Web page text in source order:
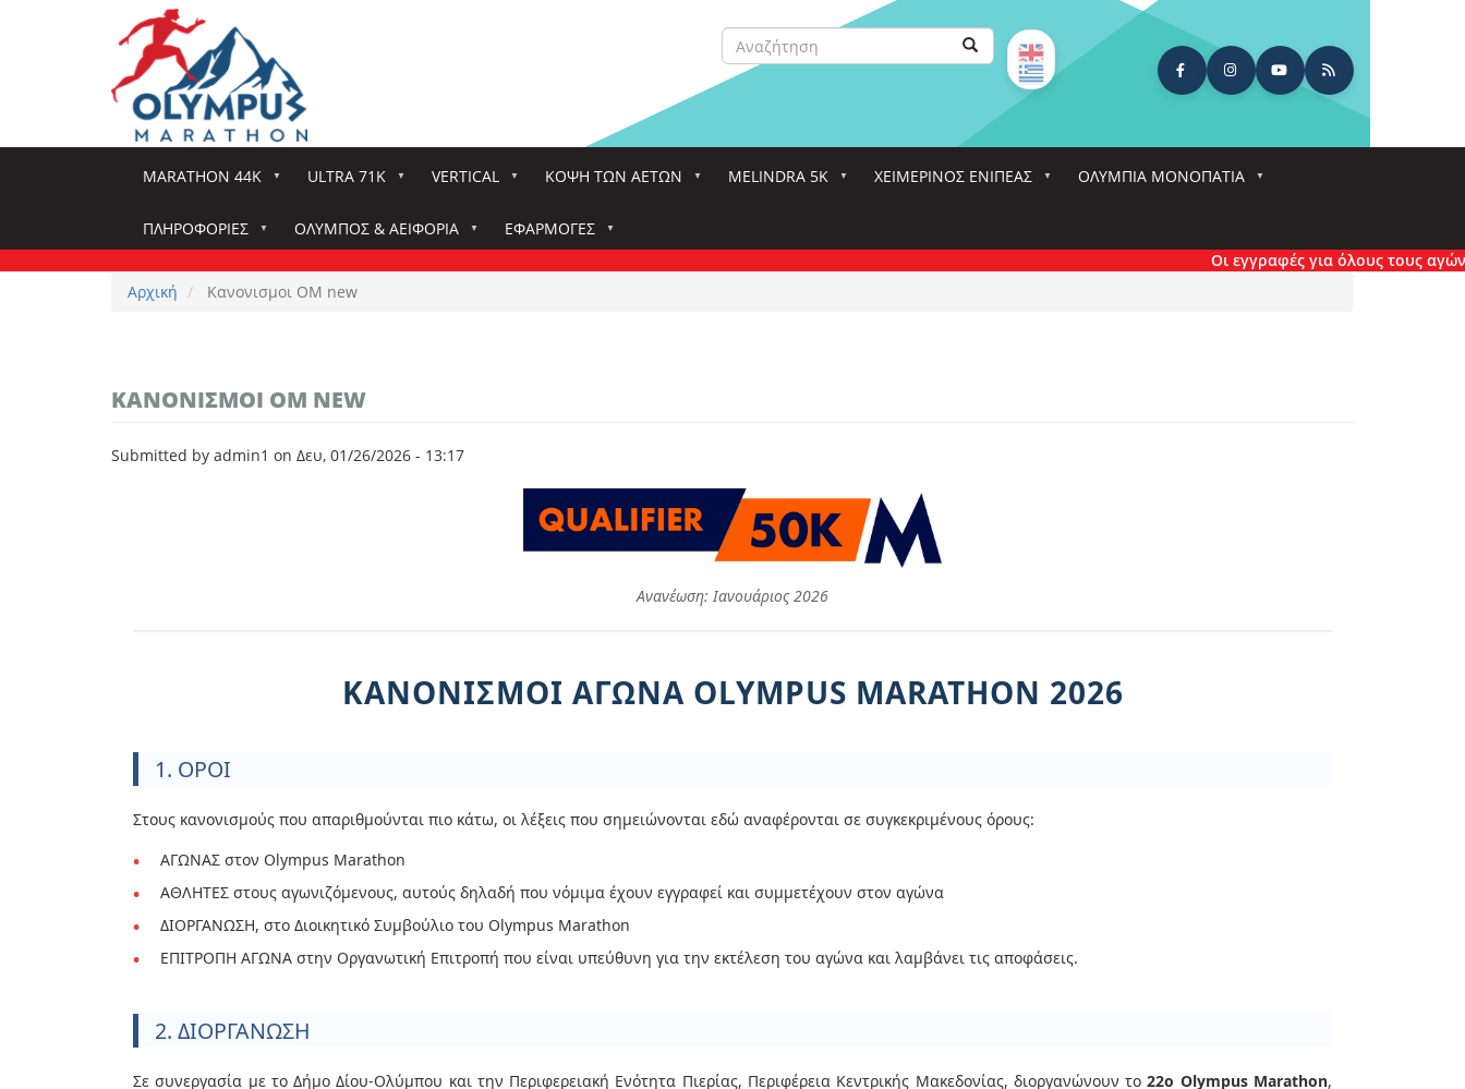
Search
Αναζήτηση Αναζήτηση
MARATHON 44K ULTRA 71K VERTICAL ΚΌΨΗ ΤΩΝ ΑΕΤΏΝ MELINDRA 5K ΧΕΙΜΕΡΙΝΟΣ ΕΝΙΠΕΑΣ ΟΛΎΜΠΙΑ ΜΟΝΟΠΆΤΙΑ
ΠΛΗΡΟΦΟΡΊΕΣ ΌΛΥΜΠΟΣ & ΑΕΙΦΟΡΊΑ
ΕΦΑΡΜΟΓΈΣ
Οι εγγραφές για όλους τους αγώνες
Αρχική
Κανονισμοι ΟΜ new
ΚΑΝΟΝΙΣΜΟΙ ΟΜ NEW
Submitted by admin1 on Δευ, 01/26/2026 - 13:17
Ανανέωση: Ιανουάριος 2026
ΚΑΝΟΝΙΣΜΟΊ ΑΓΏΝΑ OLYMPUS MARATHON 2026
1. ΟΡΟΙ
Στους κανονισμούς που απαριθμούνται πιο κάτω, οι λέξεις που σημειώνονται εδώ αναφέρονται σε συγκεκριμένους όρους:
ΑΓΩΝΑΣ στον Olympus Marathon
ΑΘΛΗΤΕΣ στους αγωνιζόμενους, αυτούς δηλαδή που νόμιμα έχουν εγγραφεί και συμμετέχουν στον αγώνα
ΔΙΟΡΓΑΝΩΣΗ, στο Διοικητικό Συμβούλιο του Olympus Marathon
ΕΠΙΤΡΟΠΗ ΑΓΩΝΑ στην Οργανωτική Επιτροπή που είναι υπεύθυνη για την εκτέλεση του αγώνα και λαμβάνει τις αποφάσεις.
2. ΔΙΟΡΓΑΝΩΣΗ
Σε συνεργασία με το Δήμο Δίου-Ολύμπου και την Περιφερειακή Ενότητα Πιερίας, Περιφέρεια Κεντρικής Μακεδονίας, διοργανώνουν το 22ο Olympus Marathon,